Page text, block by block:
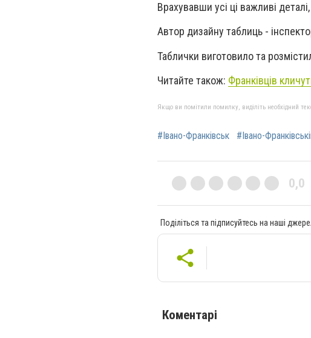
Врахувавши усі ці важливі
Автор дизайну таблиць -
Таблички виготовило та
Читайте також: Франківців
Якщо ви помітили помилку, виділіть необхідний
#Івано-Франківськ #Івано-
0,0
Поділіться та підписуйтесь на наші
Коментарі